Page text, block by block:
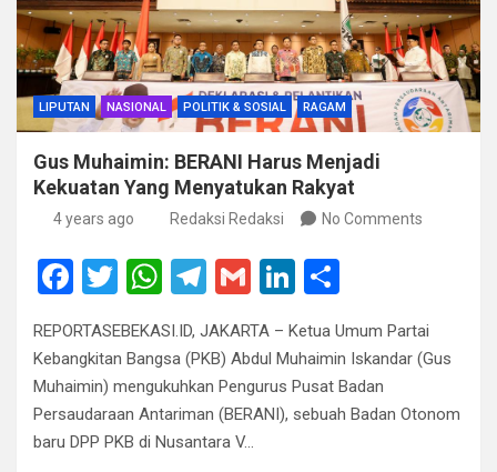
LIPUTAN NASIONAL POLITIK & SOSIAL RAGAM
Gus Muhaimin: BERANI Harus Menjadi
Kekuatan Yang Menyatukan Rakyat
4 years ago Redaksi Redaksi No Comments
F
ce
b
o
o
T
tt
er
W
at
s
A
p
T
e
gr
a
m
G
ail
Li
ke
dI
n
ar
e
REPORTASEBEKASI.ID, JAKARTA – Ketua Umum Partai
Kebangkitan Bangsa (PKB) Abdul Muhaimin Iskandar (Gus
Muhaimin) mengukuhkan Pengurus Pusat Badan
Persaudaraan Antariman (BERANI), sebuah Badan Otonom
baru DPP PKB di Nusantara V…